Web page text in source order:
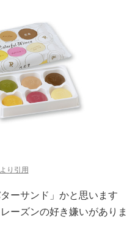
り引用
ーサンド」かと思います
ーズンの好き嫌いがありま